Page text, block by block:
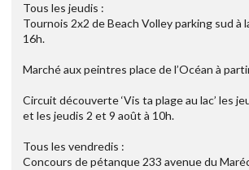
Tous les jeudis :
Tournois 2x2 de Beach Volley parking sud à
16h.
Marché aux peintres place de l’Océan à
Circuit découverte ‘Vis ta plage au lac’ les
et les jeudis 2 et 9 août à 10h.
Tous les vendredis :
Concours de pétanque 233 avenue du